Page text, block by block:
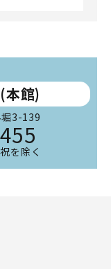
館)
3-139
を除く